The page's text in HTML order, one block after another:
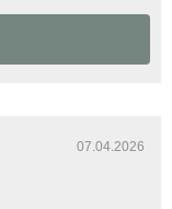
07.04.2026